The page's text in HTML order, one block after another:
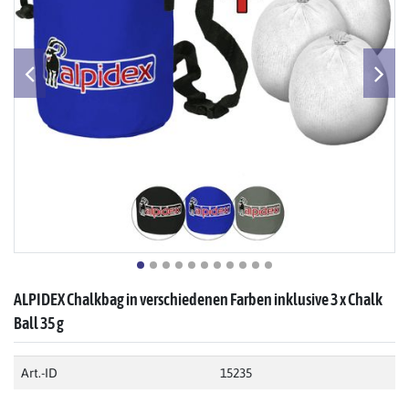
ALPIDEX Chalkbag in verschiedenen Farben inklusive 3 x Chalk
Ball 35 g
Art.-ID 15235